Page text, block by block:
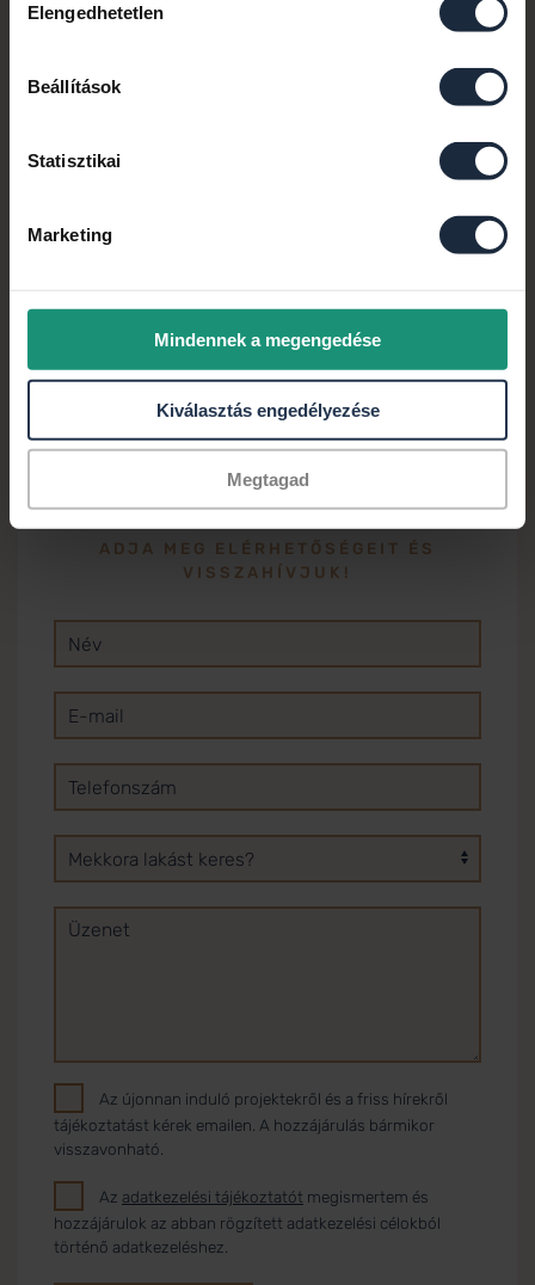
kiválasztása
Elengedhetetlen
Beállítások
Statisztikai
Marketing
Mindennek a megengedése
Kiválasztás engedélyezése
Megtagad
Credipass weboldalán!
ADJA MEG ELÉRHETŐSÉGEIT ÉS
VISSZAHÍVJUK!
Az újonnan induló projektekről és a friss hírekről
tájékoztatást kérek emailen. A hozzájárulás bármikor
visszavonható.
Az adatkezelési tájékoztatót megismertem és
hozzájárulok az abban rögzített adatkezelési célokból
történő adatkezeléshez.